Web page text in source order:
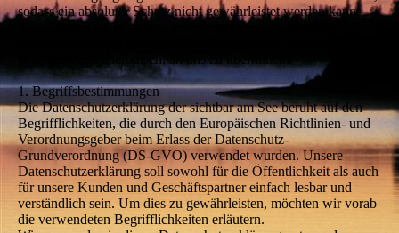
sodass ein absoluter Schutz nicht gewährleistet werden kann.
Aus diesem Grund steht es jeder betroffenen Person frei,
beispielsweise telefonisch, an uns zu übermitteln.
1. Begriffsbestimmungen
Die Datenschutzerklärung der sichtbar am See beruht auf den
Begrifflichkeiten, die durch den Europäischen Richtlinien- und
Verordnungsgeber beim Erlass der Datenschutz-
Grundverordnung (DS-GVO) verwendet wurden. Unsere
Datenschutzerklärung soll sowohl für die Öffentlichkeit als auch
für unsere Kunden und Geschäftspartner einfach lesbar und
verständlich sein. Um dies zu gewährleisten, möchten wir vorab
die verwendeten Begrifflichkeiten erläutern.